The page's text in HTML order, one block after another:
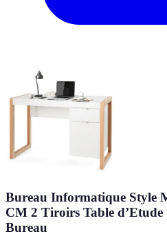
Bureau Informatique Style
CM 2 Tiroirs Table
Bureau